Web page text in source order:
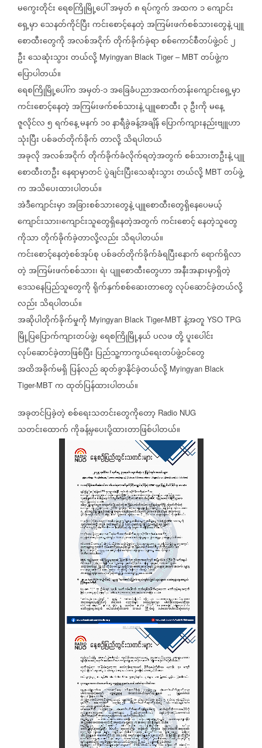
မကွေးတိုင်းရေစကြိုမြို့ပေါ်အမှတ်၈ရပ်ကွက်အထက ၁ကျောင်း
ရှေ့မှာသေနတ်ကိုင်ပြီးကင်းစောင့်နေတဲ့အကြမ်းဖက်စစ်သားတွေနဲ့ပျူ
စောထီးတွေကိုအလစ်အငိုက်တိုက်ခိုက်ခဲ့ရာစစ်ကောင်စီတပ်ဖွဲ့ဝင်၂
ဦးသေဆုံးသွားတယ်လို့ Myingyan Black Tiger – MBT တပ်ဖွဲ့က
ပြောပါတယ်။
ရေစကြိုမြို့ပေါ်ကအမှတ်-၁အခြေခံပညာအထက်တန်းကျောင်းရှေ့မှာ
ကင်းစောင့်နေတဲ့အကြမ်းဖက်စစ်သားနဲ့ပျူစောထီး ၃ဦးကိုမနေ့
ဇူလိုင်လ၅ရက်နေ့မနက် ၁၀နာရီခွဲခန့်အချိန်ပြောက်ကျားနည်းဗျူဟာ
သုံးပြီးပစ်ခတ်တိုက်ခိုက်တာလို့သိရပါတယ်
အခုလိုအလစ်အငိုက်တိုက်ခိုက်ခံလိုက်ရတဲ့အတွက်စစ်သားတဦးနဲ့ပျူ
စောထီးတဦးနေရာမှာတင်ပွဲချင်းပြီးသေဆုံးသွားတယ်လို့ MBT တပ်ဖွဲ့
ကအသိပေးထားပါတယ်။
အဲဒီကျောင်းမှာအခြားစစ်သားတွေနဲ့ပျူစောထီးတွေရှိနေပေမယ့်
ကျောင်းသား၊ကျောင်းသူတွေရှိနေတဲ့အတွက်ကင်းစောင့်နေတဲ့သူတွေ
ကိုသာတိုက်ခိုက်ခဲ့တာလို့လည်း သိရပါတယ်။
ကင်းစောင့်နေတဲ့စစ်အုပ်စုပစ်ခတ်တိုက်ခိုက်ခံရပြီးနောက်ရောက်ရှိလာ
တဲ့အကြမ်းဖက်စစ်သား၊ရဲ၊ပျူစောထီးတွေဟာအနီးအနားမှာရှိတဲ့
ဒေသနေပြည်သူတွေကိုရိုက်နှက်စစ်ဆေးတာတွေလုပ်ဆောင်ခဲ့တယ်လို့
လည်း သိရပါတယ်။
အဆိုပါတိုက်ခိုက်မှုကို Myingyan Black Tiger-MBT နဲ့အတူ YSO TPG
မြို့ပြပြောက်ကျားတပ်ဖွဲ့၊ရေစကြိုမြို့နယ်ပလဖတို့ပူးပေါင်း
လုပ်ဆောင်ခဲ့တာဖြစ်ပြီး ပြည်သူ့ကာကွယ်ရေးတပ်ဖွဲ့ဝင်တွေ
အထိအခိုက်မရှိ ပြန်လည်ဆုတ်ခွာနိုင်ခဲ့တယ်လို့ Myingyan Black
Tiger-MBT ကထုတ်ပြန်ထားပါတယ်။
အခုတင်ပြခဲ့တဲ့စစ်ရေးသတင်း‌တွေကိုတော့ Radio NUG
သတင်းထောက်ကိုခန့်မှပေးပို့ထားတာဖြစ်ပါတယ်။